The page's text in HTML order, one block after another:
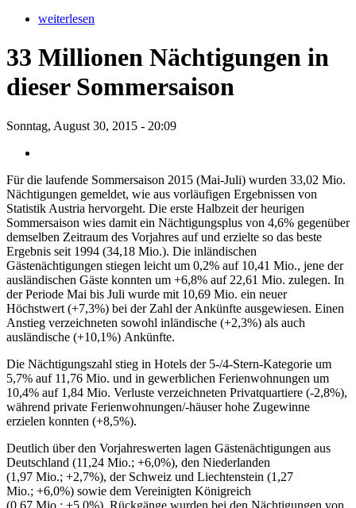
weiterlesen
33 Millionen Nächtigungen in
dieser Sommersaison
Sonntag, August 30, 2015 - 20:09
Für die laufende Sommersaison 2015 (Mai-Juli) wurden 33,02 Mio.
Nächtigungen gemeldet, wie aus vorläufigen Ergebnissen von
Statistik Austria hervorgeht. Die erste Halbzeit der heurigen
Sommersaison wies damit ein Nächtigungsplus von 4,6% gegenüber
demselben Zeitraum des Vorjahres auf und erzielte so das beste
Ergebnis seit 1994 (34,18 Mio.). Die inländischen
Gästenächtigungen stiegen leicht um 0,2% auf 10,41 Mio., jene der
ausländischen Gäste konnten um +6,8% auf 22,61 Mio. zulegen. In
der Periode Mai bis Juli wurde mit 10,69 Mio. ein neuer
Höchstwert (+7,3%) bei der Zahl der Ankünfte ausgewiesen. Einen
Anstieg verzeichneten sowohl inländische (+2,3%) als auch
ausländische (+10,1%) Ankünfte.
Die Nächtigungszahl stieg in Hotels der 5-/4-Stern-Kategorie um
5,7% auf 11,76 Mio. und in gewerblichen Ferienwohnungen um
10,4% auf 1,84 Mio. Verluste verzeichneten Privatquartiere (-2,8%),
während private Ferienwohnungen/-häuser hohe Zugewinne
erzielen konnten (+8,5%).
Deutlich über den Vorjahreswerten lagen Gästenächtigungen aus
Deutschland (11,24 Mio.; +6,0%), den Niederlanden
(1,97 Mio.; +2,7%), der Schweiz und Liechtenstein (1,27
Mio.; +6,0%) sowie dem Vereinigten Königreich
(0,67 Mio.; +5,0%). Rückgänge wurden bei den Nächtigungen von